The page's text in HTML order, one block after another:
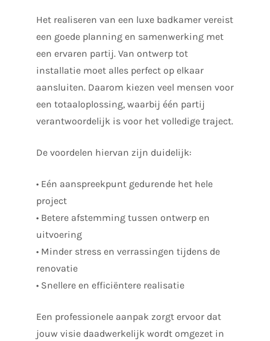
Het realiseren van een luxe badkamer vereist
een goede planning en samenwerking met
een ervaren partij. Van ontwerp tot
installatie moet alles perfect op elkaar
aansluiten. Daarom kiezen veel mensen voor
een totaaloplossing, waarbij één partij
verantwoordelijk is voor het volledige traject.
De voordelen hiervan zijn duidelijk:
• Eén aanspreekpunt gedurende het hele
project
• Betere afstemming tussen ontwerp en
uitvoering
• Minder stress en verrassingen tijdens de
renovatie
• Snellere en efficiëntere realisatie
Een professionele aanpak zorgt ervoor dat
jouw visie daadwerkelijk wordt omgezet in